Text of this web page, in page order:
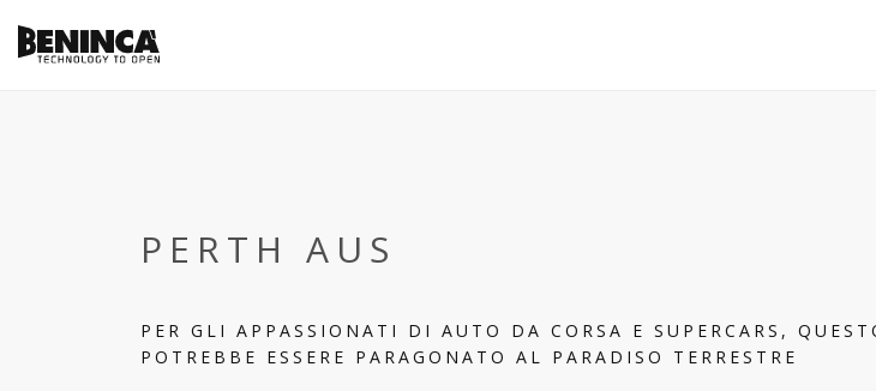
PERTH AUS
PER GLI APPASSIONATI DI AUTO DA CORSA E SUPERCARS,
POTREBBE ESSERE PARAGONATO AL PARADISO TERRESTRE